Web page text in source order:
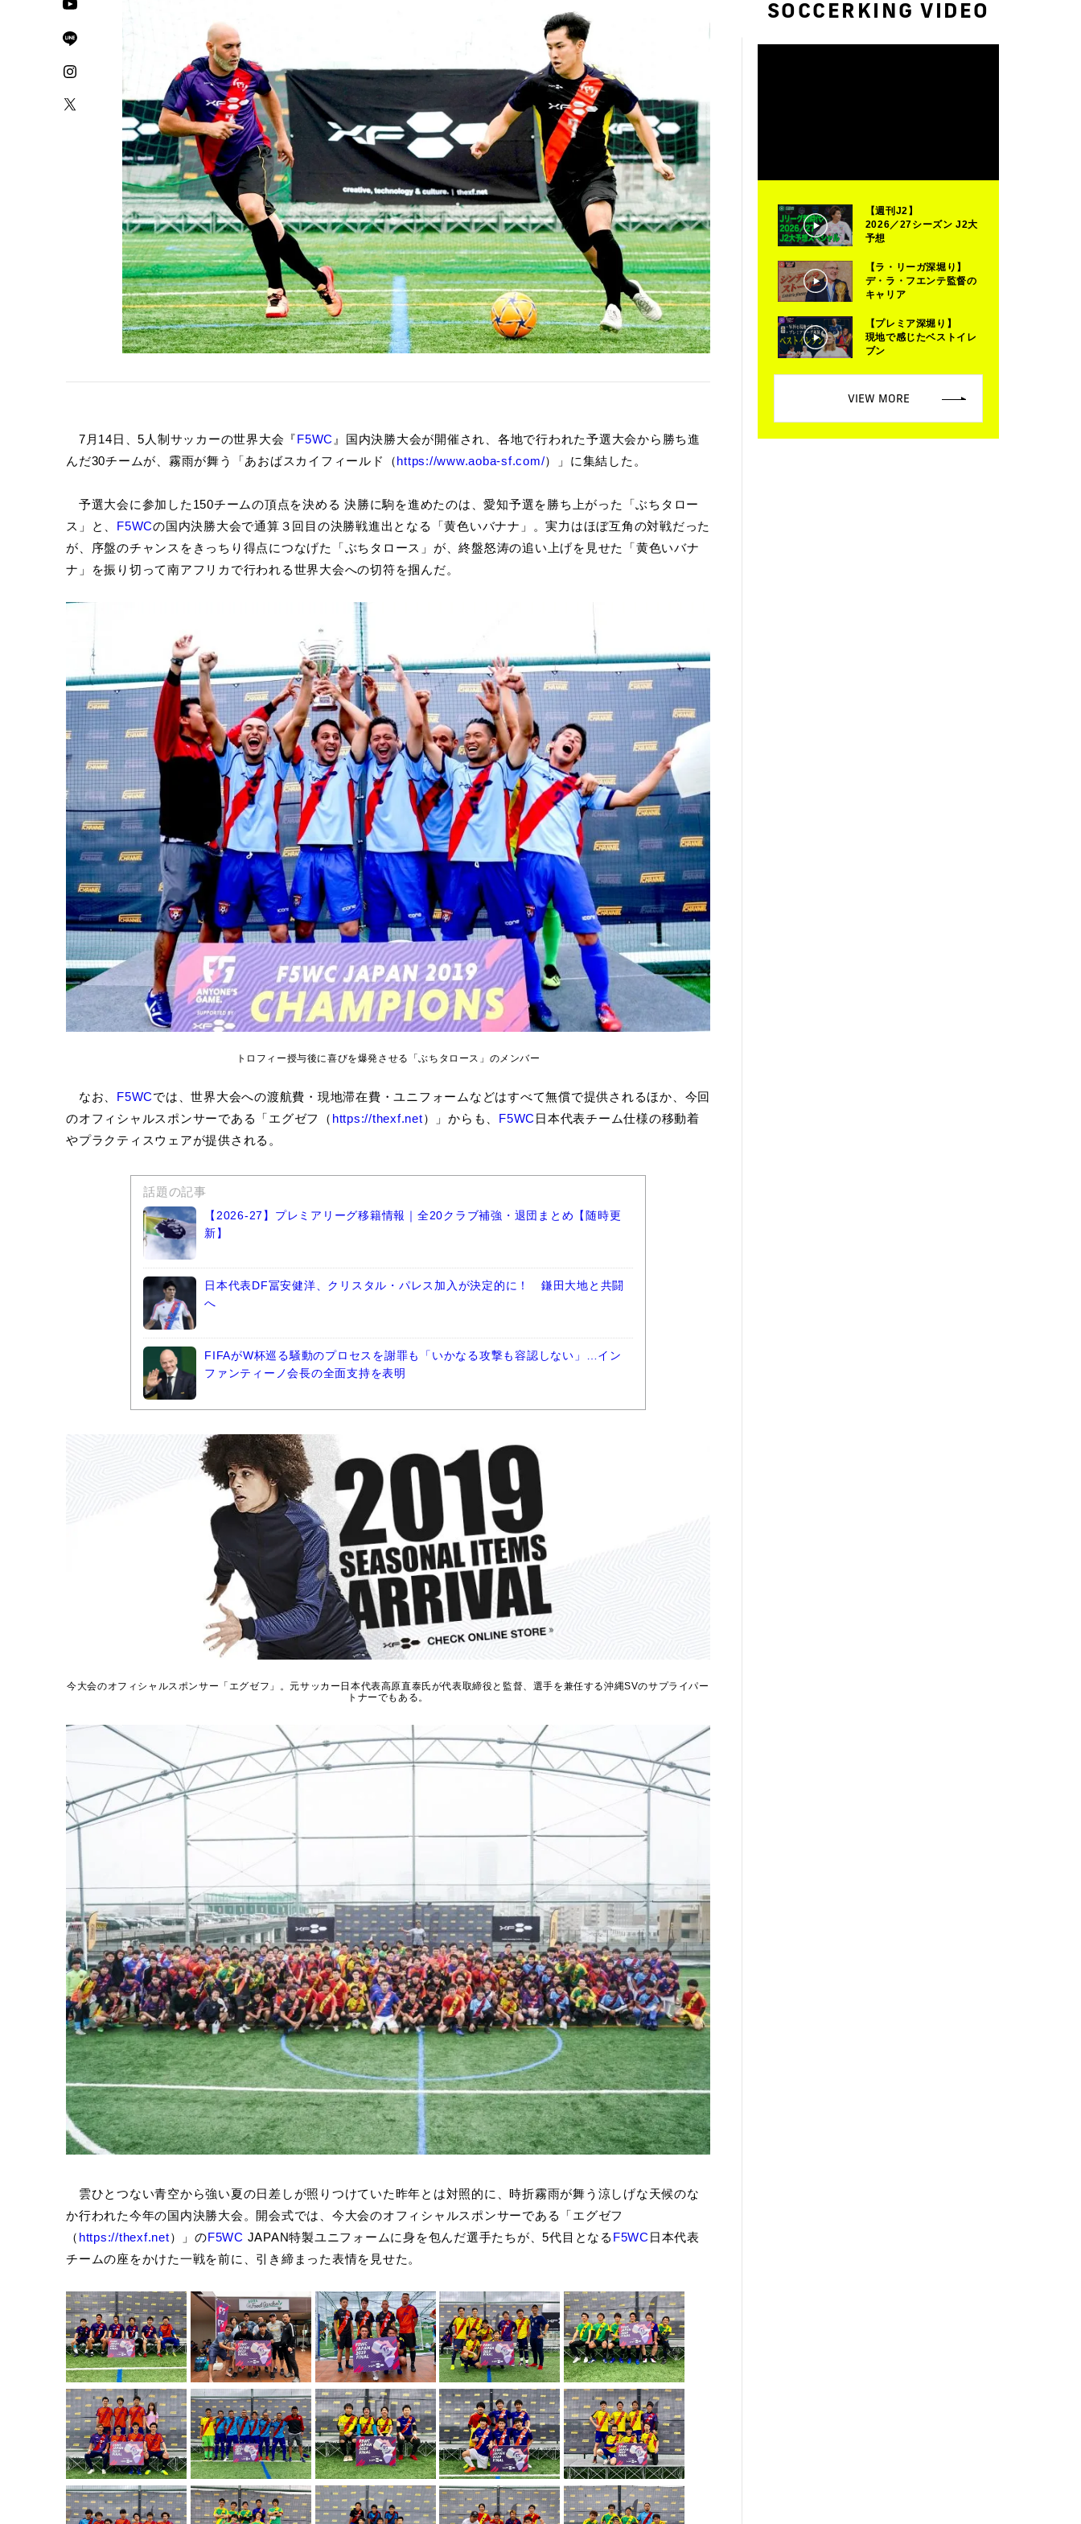
7月14日、5人制サッカーの世界大会『F5WC 』国内決勝大会が開催され、各地で行われた予選大会から勝ち進
んだ30チームが、霧雨が舞う「あおばスカイフィールド（https://www.aoba-sf.com/）」に集結した。
予選大会に参加した150チームの頂点を決める 決勝に駒を進めたのは、愛知予選を勝ち上がった「ぶちタロー
ス」と、 F5WCの国内決勝大会で通算３回目の決勝戦進出となる「黄色いバナナ」。実力はほぼ互角の対戦だった
が、序盤のチャンスをきっちり得点につなげた「ぶちタロース」が、終盤怒涛の追い上げを見せた「黄色いバナ
ナ」を振り切って南アフリカで行われる世界大会への切符を掴んだ。
トロフィー授与後に喜びを爆発させる「ぶちタロース」のメンバー
なお、 F5WCでは、世界大会への渡航費・現地滞在費・ユニフォームなどはすべて無償で提供されるほか、今回
のオフィシャルスポンサーである「エグゼフ（ https://thexf.net）」からも、 F5WC 日本代表チーム仕様の移動着
やプラクティスウェアが提供される。
話題の記事
【2026-27】プレミアリーグ移籍情報｜全20クラブ補強・退団まとめ【随時更
新】
日本代表DF冨安健洋、クリスタル・パレス加入が決定的に！ 鎌田大地と共闘
へ
FIFAがW杯巡る騒動のプロセスを謝罪も「いかなる攻撃も容認しない」…イン
ファンティーノ会長の全面支持を表明
今大会のオフィシャルスポンサー「エグゼフ」。元サッカー日本代表高原直泰氏が代表取締役と監督、選手を兼任する沖縄SVのサプライパー
トナーでもある。
雲ひとつない青空から強い夏の日差しが照りつけていた昨年とは対照的に、時折霧雨が舞う涼しげな天候のな
か行われた今年の国内決勝大会。開会式では、今大会のオフィシャルスポンサーである「エグゼフ
（ https://thexf.net）」のF5WC JAPAN特製ユニフォームに身を包んだ選手たちが、5代目となる F5WC 日本代表
チームの座をかけた一戦を前に、引き締まった表情を見せた。
SOCCERKING VIDEO
【週刊J2】
2026／27シーズン J2大
予想
【ラ・リーガ深堀り】
デ・ラ・フエンテ監督の
キャリア
【プレミア深堀り】
現地で感じたベストイレ
ブン
VIEW MORE